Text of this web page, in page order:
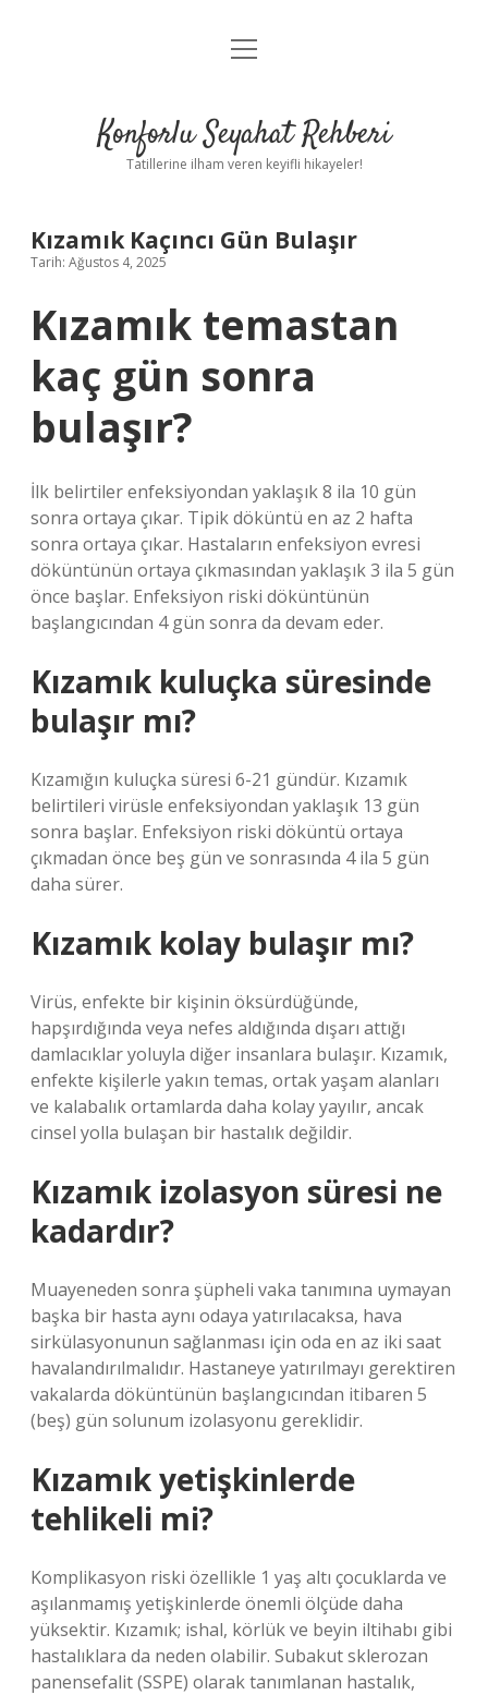
Anasayfa
Yasal Uyarı
menüyü
Konforlu Seyahat Rehberi
Tatillerine ilham veren keyifli hikayeler!
Kızamık Kaçıncı Gün Bulaşır
Tarih: Ağustos 4, 2025
Kızamık temastan
kaç gün sonra
bulaşır?
İlk belirtiler enfeksiyondan yaklaşık 8 ila 10 gün
sonra ortaya çıkar. Tipik döküntü en az 2 hafta
sonra ortaya çıkar. Hastaların enfeksiyon evresi
döküntünün ortaya çıkmasından yaklaşık 3 ila 5 gün
önce başlar. Enfeksiyon riski döküntünün
başlangıcından 4 gün sonra da devam eder.
Kızamık kuluçka süresinde
bulaşır mı?
Kızamığın kuluçka süresi 6-21 gündür. Kızamık
belirtileri virüsle enfeksiyondan yaklaşık 13 gün
sonra başlar. Enfeksiyon riski döküntü ortaya
çıkmadan önce beş gün ve sonrasında 4 ila 5 gün
daha sürer.
Kızamık kolay bulaşır mı?
Virüs, enfekte bir kişinin öksürdüğünde,
hapşırdığında veya nefes aldığında dışarı attığı
damlacıklar yoluyla diğer insanlara bulaşır. Kızamık,
enfekte kişilerle yakın temas, ortak yaşam alanları
ve kalabalık ortamlarda daha kolay yayılır, ancak
cinsel yolla bulaşan bir hastalık değildir.
Kızamık izolasyon süresi ne
kadardır?
Muayeneden sonra şüpheli vaka tanımına uymayan
başka bir hasta aynı odaya yatırılacaksa, hava
sirkülasyonunun sağlanması için oda en az iki saat
havalandırılmalıdır. Hastaneye yatırılmayı gerektiren
vakalarda döküntünün başlangıcından itibaren 5
(beş) gün solunum izolasyonu gereklidir.
Kızamık yetişkinlerde
tehlikeli mi?
Komplikasyon riski özellikle 1 yaş altı çocuklarda ve
aşılanmamış yetişkinlerde önemli ölçüde daha
yüksektir. Kızamık; ishal, körlük ve beyin iltihabı gibi
hastalıklara da neden olabilir. Subakut sklerozan
panensefalit (SSPE) olarak tanımlanan hastalık,